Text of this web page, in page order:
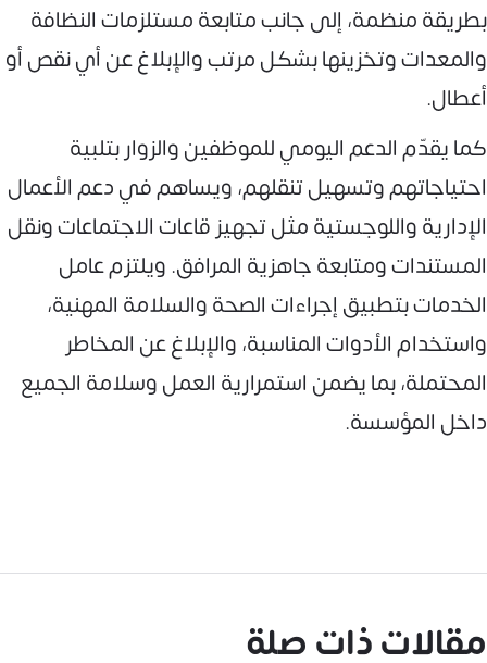
بطريقة منظمة، إلى جانب متابعة مستلزمات النظافة
والمعدات وتخزينها بشكل مرتب والإبلاغ عن أي نقص أو
أعطال.
كما يقدّم الدعم اليومي للموظفين والزوار بتلبية
احتياجاتهم وتسهيل تنقلهم، ويساهم في دعم الأعمال
الإدارية واللوجستية مثل تجهيز قاعات الاجتماعات ونقل
المستندات ومتابعة جاهزية المرافق. ويلتزم عامل
الخدمات بتطبيق إجراءات الصحة والسلامة المهنية،
واستخدام الأدوات المناسبة، والإبلاغ عن المخاطر
المحتملة، بما يضمن استمرارية العمل وسلامة الجميع
داخل المؤسسة.
مقالات ذات صلة